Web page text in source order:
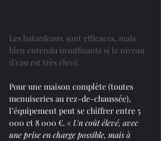
Les batardeaux sont efficaces, mais
bien entendu insuffisants si le niveau
d’eau est très élevé.
Pour une maison complète (toutes
menuiseries au rez-de-chaussée),
l’équipement peut se chiffrer entre 5
000 et 8 000 €. « Un coût élevé, avec
une prise en charge possible, mais à